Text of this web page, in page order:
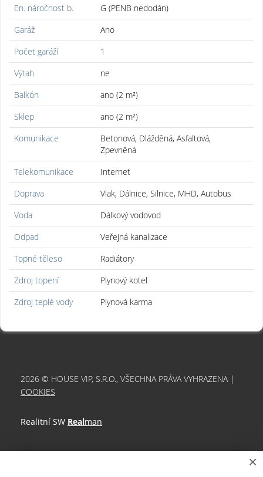
En. náročnost b.
G (PENB nedodán)
Garáž
Ano
Počet garáží
1
Výtah
ne
Balkón
ano (2 m²)
Sklep
ano (2 m²)
Komunikace
Betonová, Dlážděná, Asfaltová,
Zpevněná
Telekomunikace
Internet
Doprava
Vlak, Dálnice, Silnice, MHD, Autobus
Voda
Dálkový vodovod
Odpad
Veřejná kanalizace
Topné těleso
Radiátory
Zdroj topení
Plynový kotel
Zdroj teplé vody
Plynová karma
2026 © HOUSE VIP, S.R.O., VŠECHNA PRÁVA VYHRAZENA |
COOKIES
Realitní SW Realman
×